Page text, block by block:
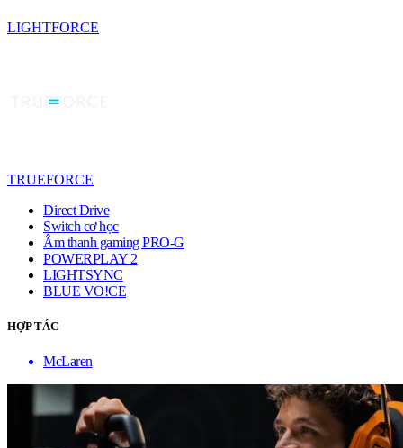
LIGHTFORCE
TRUEFORCE
Direct Drive
Switch cơ học
Âm thanh gaming PRO-G
POWERPLAY 2
LIGHTSYNC
BLUE VO!CE
HỢP TÁC
McLaren